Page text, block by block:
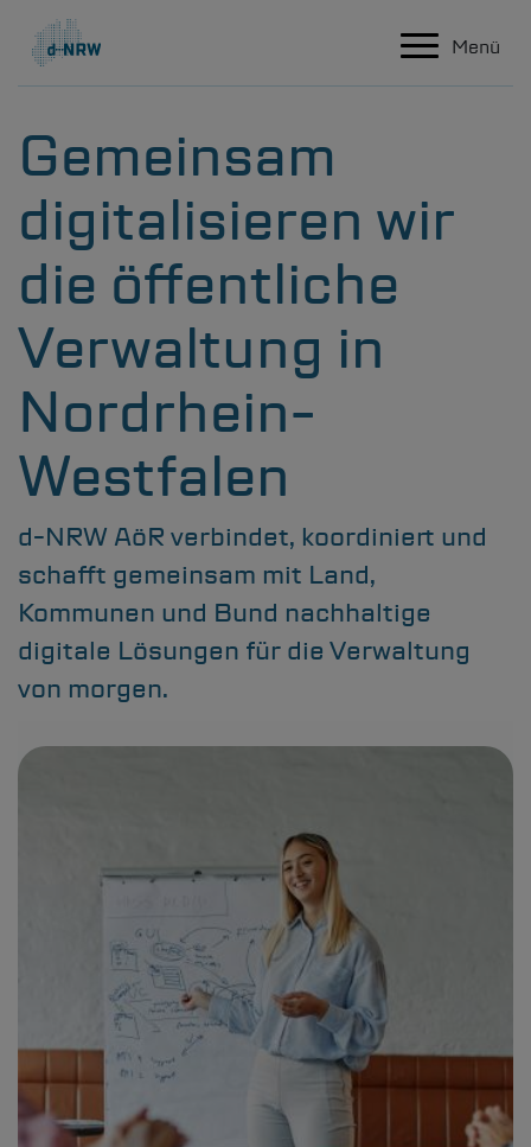
Direkt zum Inhalt
Menü
Hauptnavigation
Gemeinsam
digitalisieren wir
die öffentliche
Verwaltung in
Nordrhein-
Westfalen
d-NRW AöR verbindet, koordiniert und
schafft gemeinsam mit Land,
Kommunen und Bund nachhaltige
digitale Lösungen für die Verwaltung
von morgen.